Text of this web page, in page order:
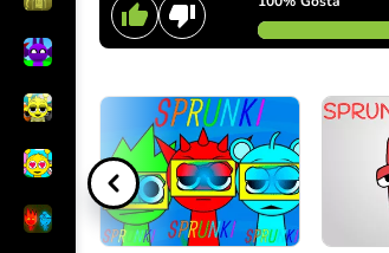
Criar melodia